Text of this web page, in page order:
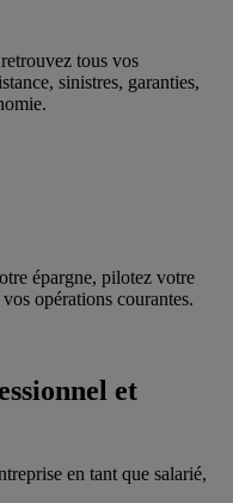
tous vos
sinistres, garanties,
épargne, pilotez votre
opérations courantes.
et
en tant que salarié,